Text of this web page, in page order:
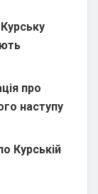
про
наступу
Курській